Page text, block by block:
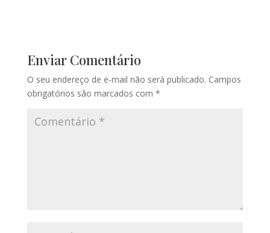
Enviar Comentário
O seu endereço de e-mail não será publicado. Campos
obrigatórios são marcados com *